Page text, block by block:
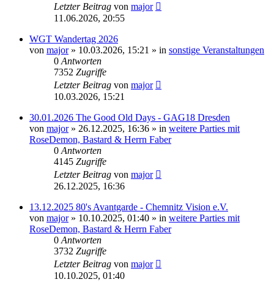
Letzter Beitrag von major
11.06.2026, 20:55
WGT Wandertag 2026
von major» 10.03.2026, 15:21 » in sonstige Veranstaltungen
0Antworten
7352 Zugriffe
Letzter Beitrag von major
10.03.2026, 15:21
30.01.2026 The Good Old Days - GAG18 Dresden
von major» 26.12.2025, 16:36 » in weitere Parties mit
RoseDemon, Bastard & Herrn Faber
0Antworten
4145 Zugriffe
Letzter Beitrag von major
26.12.2025, 16:36
13.12.2025 80's Avantgarde - Chemnitz Vision e.V.
von major» 10.10.2025, 01:40 » in weitere Parties mit
RoseDemon, Bastard & Herrn Faber
0Antworten
3732 Zugriffe
Letzter Beitrag von major
10.10.2025, 01:40